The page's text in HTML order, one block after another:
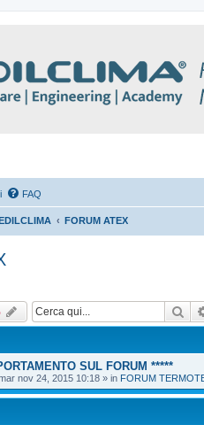
FAQ
FORUM ATEX
SUL FORUM *****
nov 24, 2015 10:18 » in FORUM